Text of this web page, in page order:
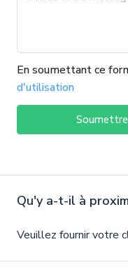
En soumettant ce
d'utilisation
Qu'y a-t-il à
Veuillez fournir votre